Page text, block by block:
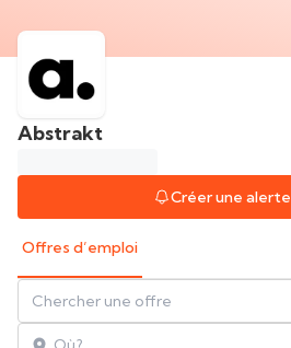
Abstrakt
Créer une alerte
Offres d’emploi